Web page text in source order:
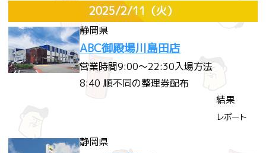
2025/2/11 （火）
静岡県
ABC御殿場川島田店
営業時間9:00～22:30入場方法
8:40 順不同の整理券配布
結果
レポート
静岡県